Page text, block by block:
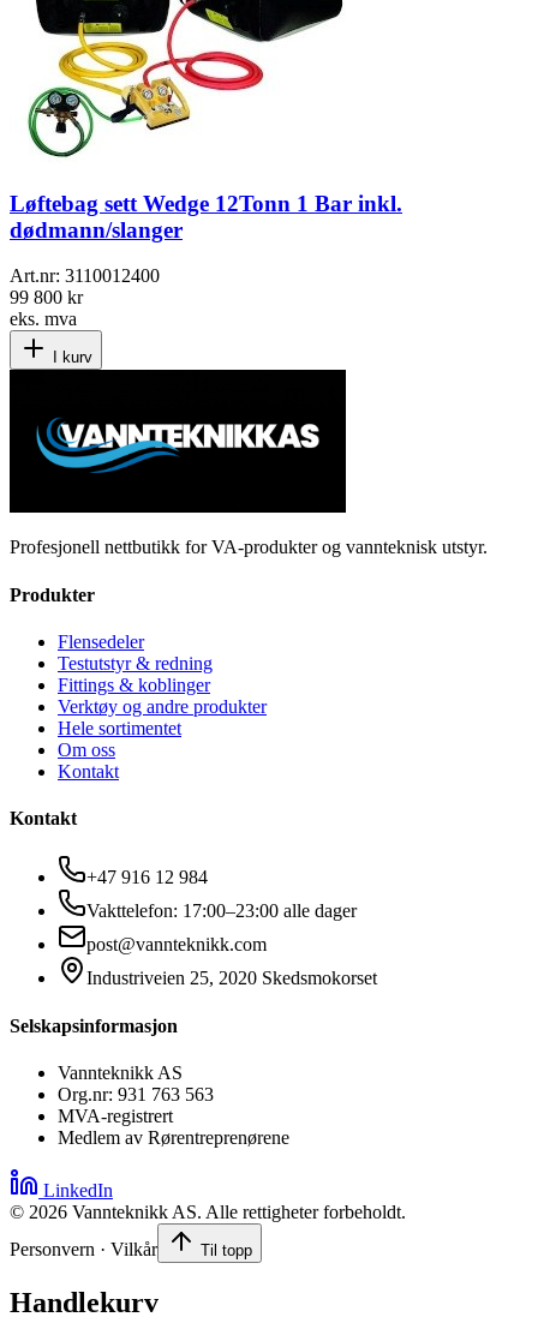
Løftebag sett Wedge 12Tonn 1 Bar inkl.
dødmann/slanger
Art.nr: 3110012400
99 800 kr
eks. mva
I kurv
Profesjonell nettbutikk for VA-produkter og vannteknisk utstyr.
Produkter
Flensedeler
Testutstyr & redning
Fittings & koblinger
Verktøy og andre produkter
Hele sortimentet
Om oss
Kontakt
Kontakt
+47 916 12 984
Vakttelefon: 17:00–23:00 alle dager
post@vannteknikk.com
Industriveien 25, 2020 Skedsmokorset
Selskapsinformasjon
Vannteknikk AS
Org.nr: 931 763 563
MVA-registrert
Medlem av Rørentreprenørene
LinkedIn
© 2026 Vannteknikk AS. Alle rettigheter forbeholdt.
Personvern · Vilkår
Til topp
Handlekurv